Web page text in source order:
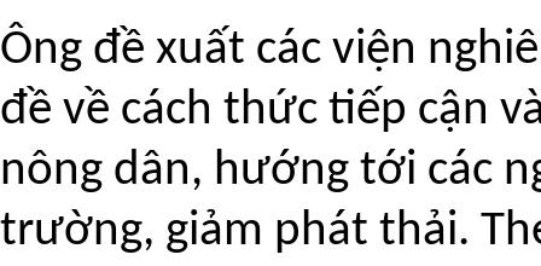
Ông đề xuất các viện
đề về cách thức tiếp cận
nông dân, hướng tới các
trường, giảm phát thải.